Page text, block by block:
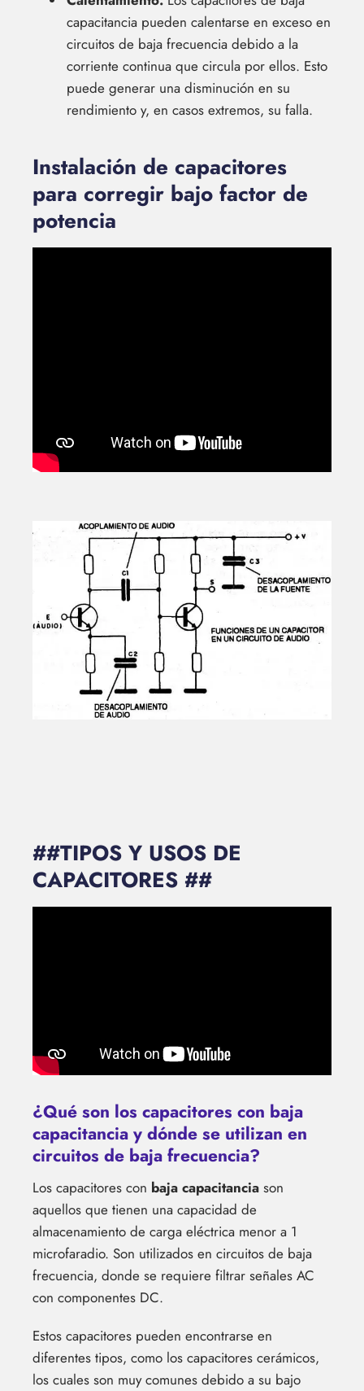
capacitancia pueden calentarse en exceso en
circuitos de baja frecuencia debido a la
corriente continua que circula por ellos. Esto
puede generar una disminución en su
rendimiento y, en casos extremos, su falla.
Instalación de capacitores
para corregir bajo factor de
potencia
##TIPOS Y USOS DE
CAPACITORES ##
¿Qué son los capacitores con baja
capacitancia y dónde se utilizan en
circuitos de baja frecuencia?
Los capacitores con baja capacitancia son
aquellos que tienen una capacidad de
almacenamiento de carga eléctrica menor a 1
microfaradio. Son utilizados en circuitos de baja
frecuencia, donde se requiere filtrar señales AC
con componentes DC.
Estos capacitores pueden encontrarse en
diferentes tipos, como los capacitores cerámicos,
los cuales son muy comunes debido a su bajo